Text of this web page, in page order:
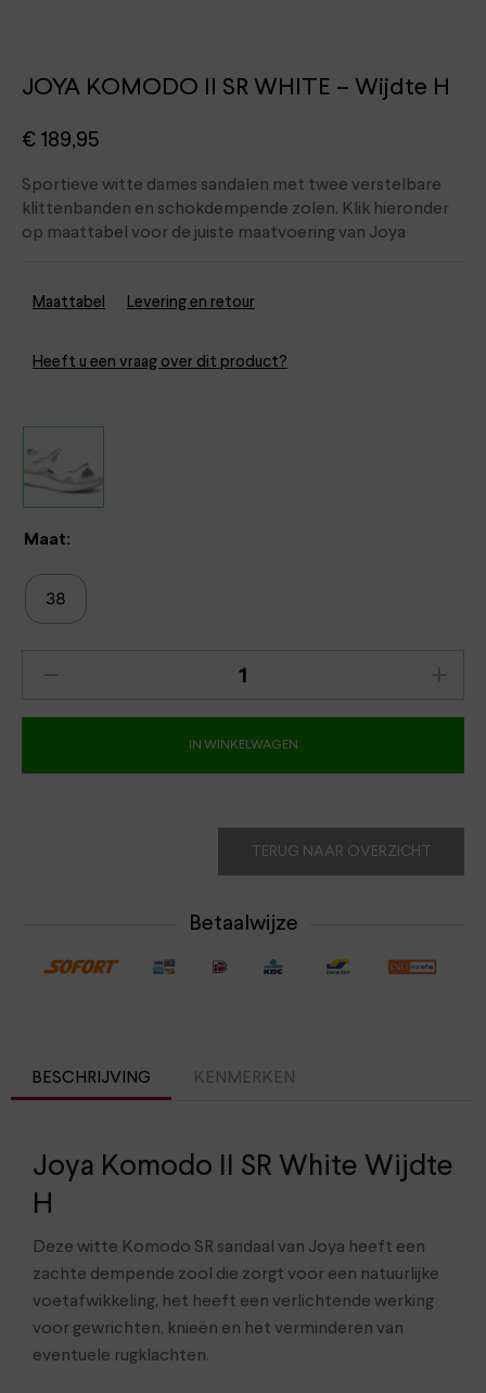
JOYA KOMODO II SR WHITE – Wijdte H
€ 189,95
Sportieve witte dames sandalen met twee verstelbare
klittenbanden en schokdempende zolen. Klik hieronder
op maattabel voor de juiste maatvoering van Joya
Maattabel Levering en retour
Heeft u een vraag over dit product?
Maat:
38
IN WINKELWAGEN
TERUG NAAR OVERZICHT
Betaalwijze
BESCHRIJVING KENMERKEN
Joya Komodo II SR White Wijdte
H
Deze witte Komodo SR sandaal van Joya heeft een
zachte dempende zool die zorgt voor een natuurlijke
voetafwikkeling, het heeft een verlichtende werking
voor gewrichten, knieën en het verminderen van
eventuele rugklachten.